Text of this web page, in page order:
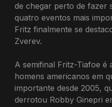
de chegar perto de fazer
quatro eventos mais
Fritz finalmente se
Zverev.
A semifinal Fritz-Tiafoe é
homens americanos em
importante desde 2005,
derrotou Robby Ginepri